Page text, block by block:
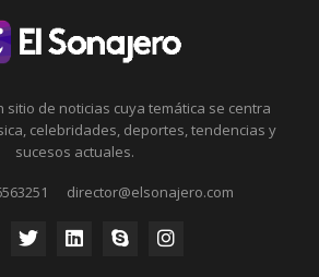
sitio de noticias cuya temática se centra
celebridades, deportes, tendencias y
sucesos actuales.
director@elsonajero.com